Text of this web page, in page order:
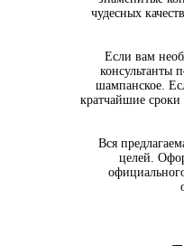
чудесных
Если вам
консультанты
шампанское.
кратчайшие
Вся
целей.